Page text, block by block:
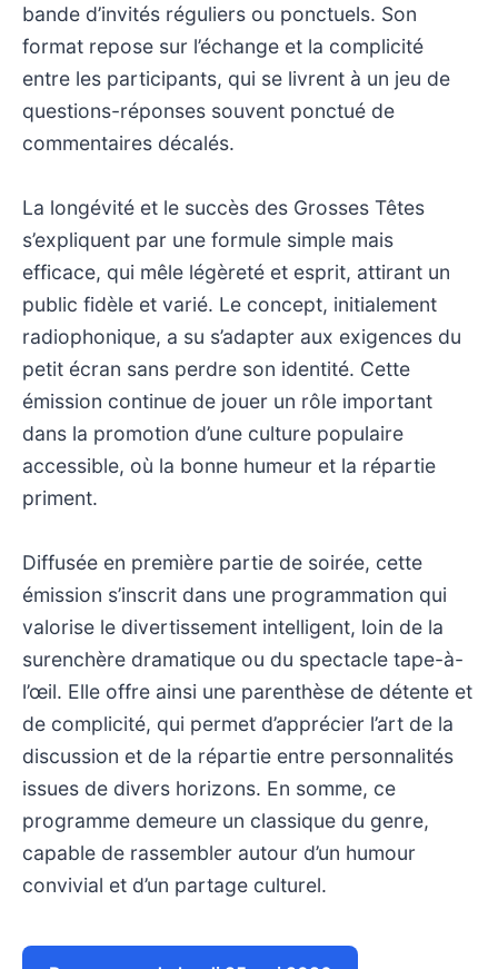
bande d’invités réguliers ou ponctuels. Son
format repose sur l’échange et la complicité
entre les participants, qui se livrent à un jeu de
questions-réponses souvent ponctué de
commentaires décalés.
La longévité et le succès des Grosses Têtes
s’expliquent par une formule simple mais
efficace, qui mêle légèreté et esprit, attirant un
public fidèle et varié. Le concept, initialement
radiophonique, a su s’adapter aux exigences du
petit écran sans perdre son identité. Cette
émission continue de jouer un rôle important
dans la promotion d’une culture populaire
accessible, où la bonne humeur et la répartie
priment.
Diffusée en première partie de soirée, cette
émission s’inscrit dans une programmation qui
valorise le divertissement intelligent, loin de la
surenchère dramatique ou du spectacle tape-à-
l’œil. Elle offre ainsi une parenthèse de détente et
de complicité, qui permet d’apprécier l’art de la
discussion et de la répartie entre personnalités
issues de divers horizons. En somme, ce
programme demeure un classique du genre,
capable de rassembler autour d’un humour
convivial et d’un partage culturel.